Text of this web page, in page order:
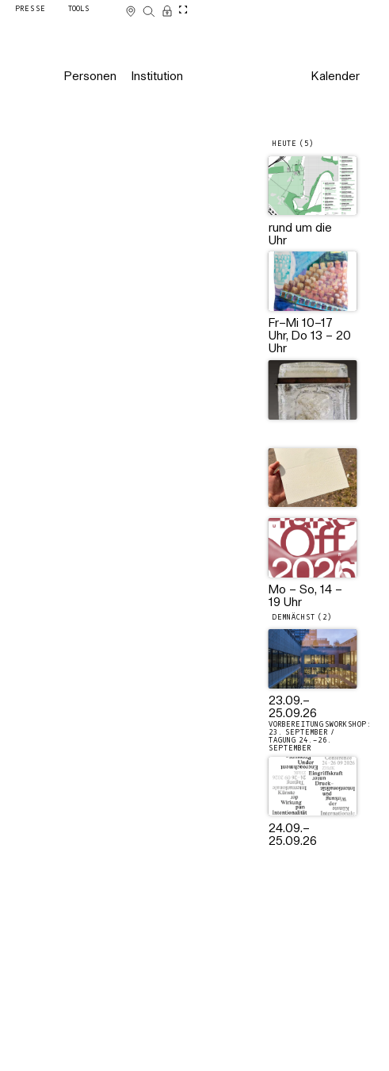
PRESSE TOOLS
Personen Institution Kalender
HEUTE (5)
rund um die
Uhr
Fr–Mi 10–17
Uhr, Do 13 – 20
Uhr
Mo – So, 14 –
19 Uhr
DEMNÄCHST (2)
23.09.–
25.09.26
VORBEREITUNGSWORKSHOP:
23. SEPTEMBER /
TAGUNG 24.–26.
SEPTEMBER
24.09.–
25.09.26